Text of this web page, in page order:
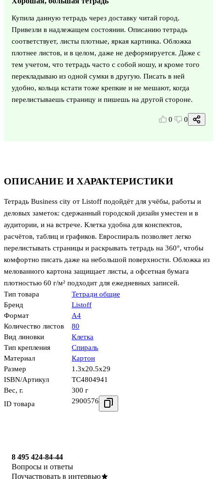
ОПИСАНИЕ И ХАРАКТЕРИСТИКИ
Тетрадь Business city от Listoff подойдёт для учёбы, работы и
деловых заметок: сдержанный городской дизайн уместен и в
аудитории, и на встрече. Клетка удобна для конспектов,
расчётов, таблиц и графиков. Евроспираль позволяет легко
перелистывать страницы и раскрывать тетрадь на 360°, чтобы
комфортно писать даже на небольшой поверхности. Обложка из
мелованного картона защищает листы, а офсетная бумага
плотностью 60 г/м² подходит для ежедневных записей.
Тип товара
Тетради общие
Бренд
Listoff
Формат
А4
Количество листов
80
Вид линовки
Клетка
Тип крепления
Спираль
Материал
Картон
Размер
1.3x20.5x29
ISBN/Артикул
ТС4804941
Вес, г.
300 г
ID товара
2900576
Купила данную тетрадь через доставку читай город.
Привезли в надлежащем состоянии. Описанию тетрадь
соответствует, листы плотные, яркая картинка. Обложка
плотнее листов, и в целом, даже не деформируется. Даже с
тем учетом, что тетрадь часто с собой ношу, и кроме того
перекладываю из одной сумки в другую. Писать в ней
удобно, кольца кстати тоже крепкие и не мешают, когда
перелистываешь страницу и пишешь на другой стороне.
0 0
8 495 424-84-44
Вопросы и ответы
Поучаствовать в интервью